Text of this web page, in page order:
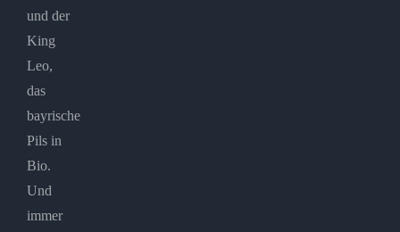
und der
King
Leo,
das
bayrische
Pils in
Bio.
Und
immer